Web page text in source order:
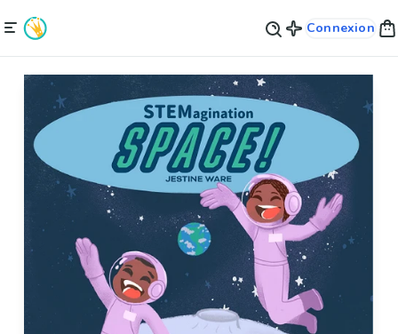
Connexion